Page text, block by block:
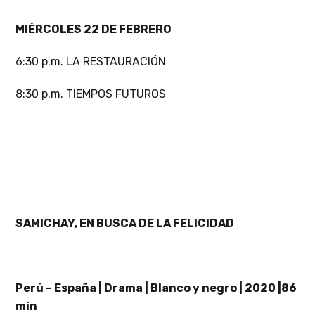
MIÉRCOLES 22 DE FEBRERO
6:30 p.m. LA RESTAURACIÓN
8:30 p.m. TIEMPOS FUTUROS
SAMICHAY, EN BUSCA DE LA FELICIDAD
Perú – España | Drama | Blanco y negro | 2020 |86
min